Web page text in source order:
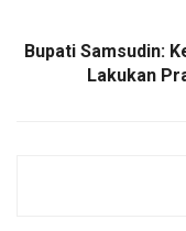
Bupati Samsudin:
Lakukan